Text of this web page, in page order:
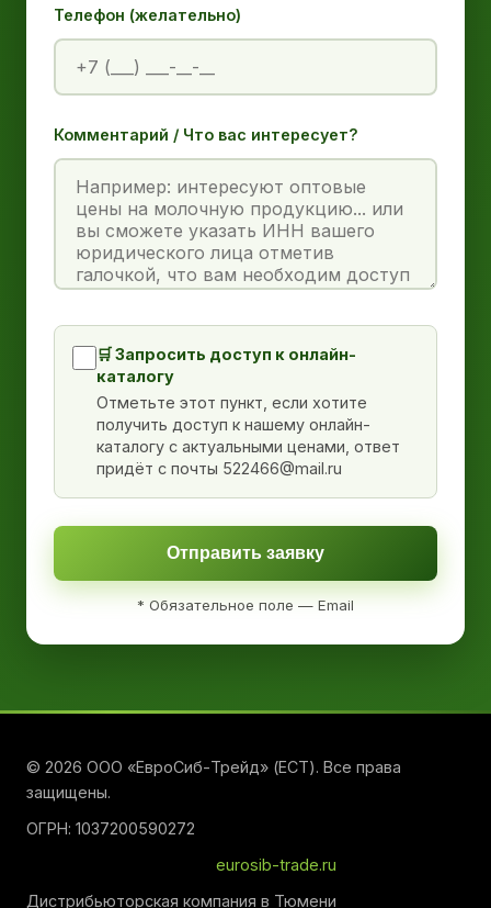
Телефон (желательно)
Комментарий / Что вас интересует?
🛒 Запросить доступ к онлайн-
каталогу
Отметьте этот пункт, если хотите
получить доступ к нашему онлайн-
каталогу с актуальными ценами, ответ
придёт с почты 522466@mail.ru
Отправить заявку
* Обязательное поле — Email
© 2026 ООО «ЕвроСиб-Трейд» (ЕСТ). Все права
защищены.
ОГРН: 1037200590272
eurosib-trade.ru
Дистрибьюторская компания в Тюмени